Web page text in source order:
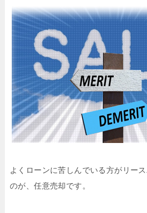
よくローンに苦しんでいる方がリー
のが、任意売却です。